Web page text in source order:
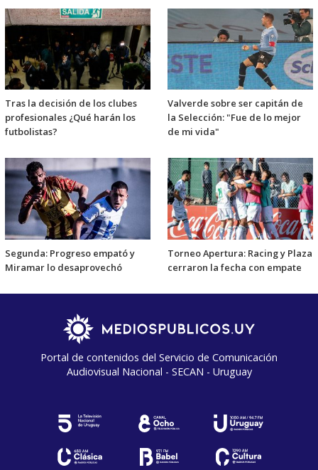
Tras la decisión de los clubes
profesionales ¿Qué harán los
futbolistas?
Valverde sobre ser capitán de
la Selección: "Fue de lo mejor
de mi vida"
Segunda: Progreso empató y
Miramar lo desaprovechó
Torneo Apertura: Racing y Plaza
cerraron la fecha con empate
Portal de contenidos del Servicio de Comunicación
Audiovisual Nacional - SECAN - Uruguay